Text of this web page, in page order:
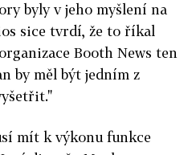
byly v jeho myšlení na
sice tvrdí, že to říkal
Booth News ten
by měl být jedním z
mít k výkonu funkce